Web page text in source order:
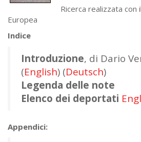
Ricerca realizzata con
Europea
Indice
Introduzione, di Dario
(English) (Deutsch)
Legenda delle note
Elenco dei deportati
Appendici: